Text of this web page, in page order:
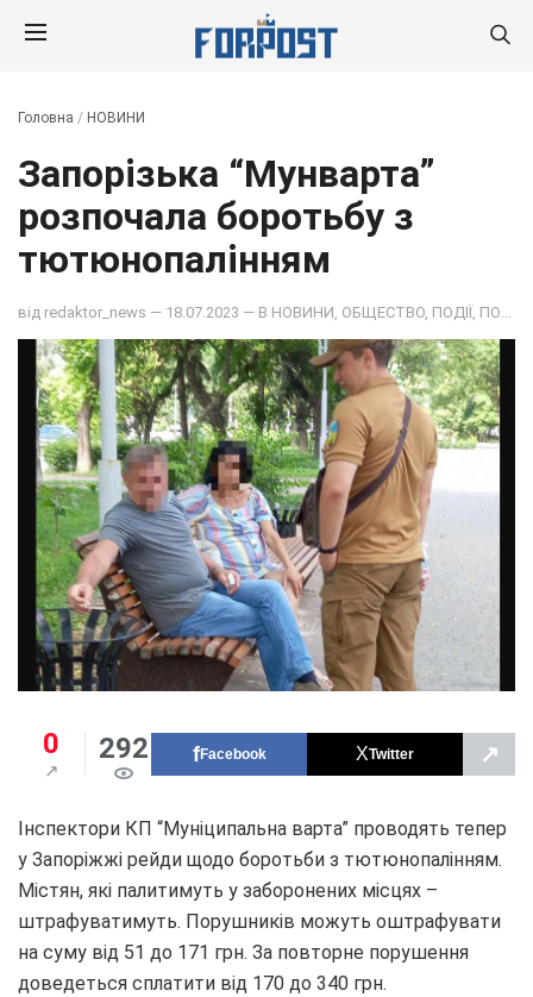
Головна / НОВИНИ
Запорізька “Мунварта”
розпочала боротьбу з
тютюнопалінням
від redaktor_news — 18.07.2023 — В НОВИНИ ОБЩЕСТВО ПОДІЇ ПОЛІТИКА
0 292 Facebook Twitter ↗
Інспектори КП “Муніципальна варта” проводять тепер
у Запоріжжі рейди щодо боротьби з тютюнопалінням.
Містян, які палитимуть у заборонених місцях –
штрафуватимуть. Порушників можуть оштрафувати
на суму від 51 до 171 грн. За повторне порушення
доведеться сплатити від 170 до 340 грн.